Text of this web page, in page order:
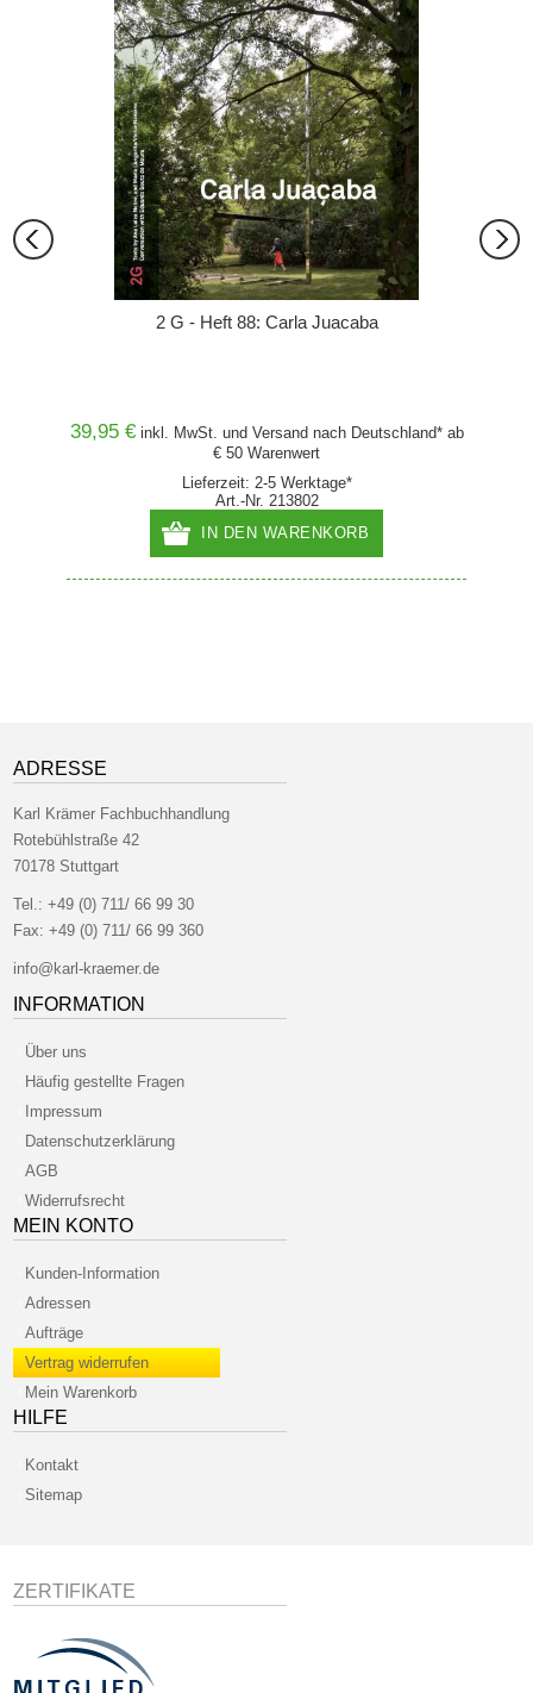
2 G - Heft 88: Carla Juacaba
39,95 € inkl. MwSt. und Versandnach Deutschland* ab
€ 50 Warenwert
Lieferzeit: 2-5 Werktage*
Art.-Nr. 213802
IN DEN WARENKORB
ADRESSE
Karl Krämer Fachbuchhandlung
Rotebühlstraße 42
70178 Stuttgart
Tel.:+49 (0) 711/ 66 99 30
Fax: +49 (0) 711/ 66 99 360
info@karl-kraemer.de
INFORMATION
Über uns
Häufig gestellte Fragen
Impressum
Datenschutzerklärung
AGB
Widerrufsrecht
MEIN KONTO
Kunden-Information
Adressen
Aufträge
Vertrag widerrufen
Mein Warenkorb
HILFE
Kontakt
Sitemap
ZERTIFIKATE